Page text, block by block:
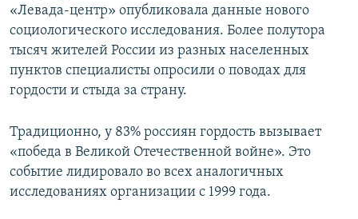
«Левада-центр» опубликовала данные нового
социологического исследования. Более полутора
тысяч жителей России из разных населенных
пунктов специалисты опросили о поводах для
гордости и стыда за страну.
Традиционно, у 83% россиян гордость вызывает
«победа в Великой Отечественной войне». Это
событие лидировало во всех аналогичных
исследованиях организации с 1999 года.